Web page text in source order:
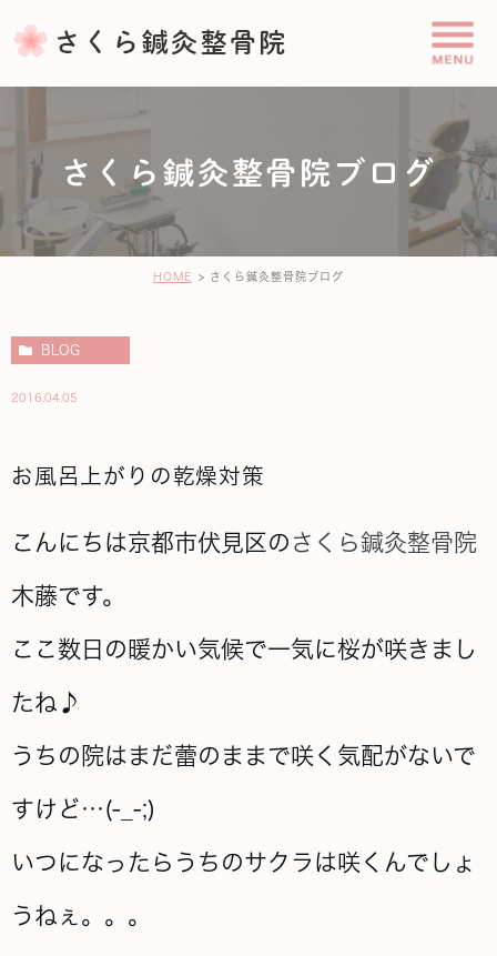
さくら鍼灸整骨院ブログ
HOME さくら鍼灸整骨院ブログ
BLOG
2016.04.05
お風呂上がりの乾燥対策
こんにちは京都市伏見区の さくら鍼灸整骨院
木藤です。
ここ数日の暖かい気候で一気に桜が咲きまし
たね♪
うちの院はまだ蕾のままで咲く気配がないで
すけど…(-_-;)
いつになったらうちのサクラは咲くんでしょ
うねぇ。。。